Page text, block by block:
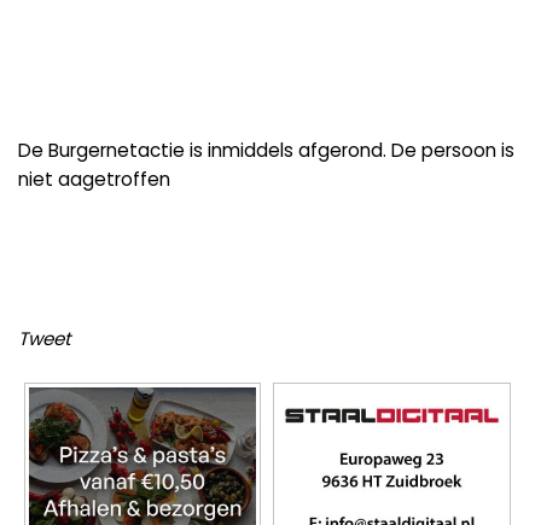
De Burgernetactie is inmiddels afgerond. De persoon is
niet aagetroffen
Tweet